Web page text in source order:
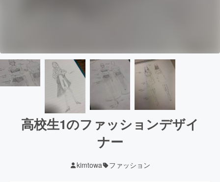
高校生1のファッションデザイ
ナー
kimtowa ファッション